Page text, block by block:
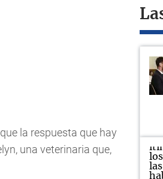
la respuesta que hay
una veterinaria que,